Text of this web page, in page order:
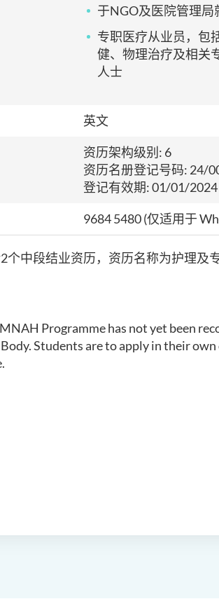
于NGO及医院管理局
专职医疗从业员，包
健、物理治疗及相关
人士
英文
资历架构级别: 6
资历名册登记号码: 24/
登记有效期: 01/01/
9684 5480 (仅适用于
个中段结业资历，资历名称为护理及
Programme has not yet been
Students are to apply in their